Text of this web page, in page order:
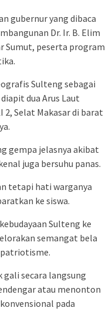
gubernur yang dibaca
Dr. Ir. B. Elim
Sumut, peserta program
Sulteng sebagai
dua Arus Laut
2, Selat Makasar di barat
gempa jelasnya akibat
juga bersuhu panas.
tetapi hati warganya
ke siswa.
Sulteng ke
semangat bela
secara langsung
atau menonton
pada